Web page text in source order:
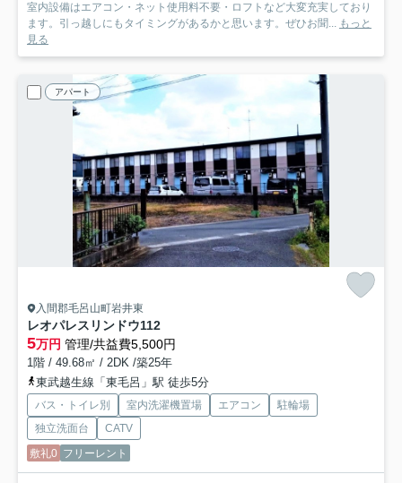
室内設備はエアコン・ネット使用料不要・ロフトなど大変充実しており
ます。引っ越しにもタイミングがあるかと思います。ぜひお聞... もっと
見る
アパート
入間郡毛呂山町岩井東
レオパレスリンドウ112
5万円 管理/共益費5,500円
1階 / 49.68㎡ / 2DK /築25年
東武越生線「東毛呂」駅 徒歩5分
バス・トイレ別 室内洗濯機置場 エアコン
駐輪場
独立洗面台
CATV
敷礼0 フリーレント